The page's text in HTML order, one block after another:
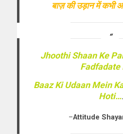
बाज़ की उड़ान में कभी
Jhoothi Shaan Ke
Fadfadate
Baaz Ki Udaan Mein
Hoti….
–Attitude